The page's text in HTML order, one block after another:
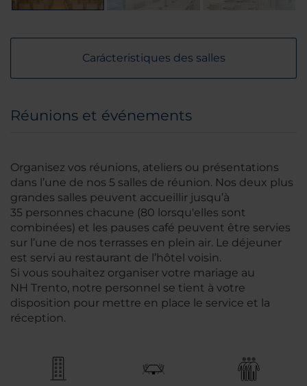
Carácteristiques des salles
Réunions et événements
Organisez vos réunions, ateliers ou présentations
dans l’une de nos 5 salles de réunion. Nos deux plus
grandes salles peuvent accueillir jusqu’à
35 personnes chacune (80 lorsqu'elles sont
combinées) et les pauses café peuvent être servies
sur l’une de nos terrasses en plein air. Le déjeuner
est servi au restaurant de l’hôtel voisin.
Si vous souhaitez organiser votre mariage au
NH Trento, notre personnel se tient à votre
disposition pour mettre en place le service et la
réception.